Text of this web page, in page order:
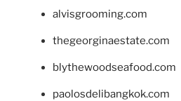
alvisgrooming.com
thegeorginaestate.com
blythewoodseafood.com
paolosdelibangkok.com